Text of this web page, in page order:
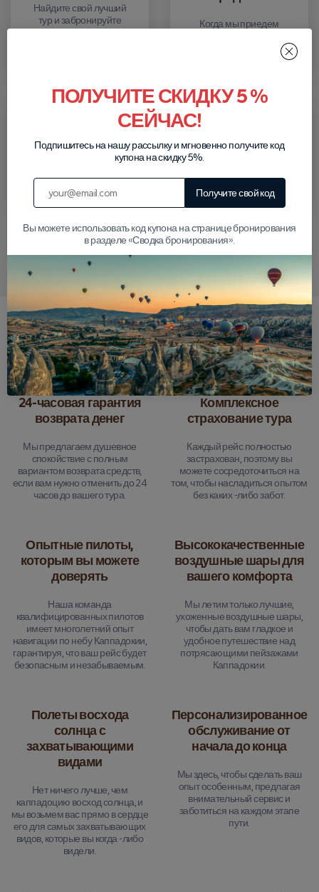
Найдите свой лучший
тур и забронируйте
его бесплатно.
Когда мы приедем
Мы заберем вас из
вашего отеля для
тура, который вы
забронировали.
После экскурсии мы
отвезем вас в ваш
отель.
Напишите нам в WhatsApp
Почему мы выбираем?
24-часовая гарантия
возврата денег
Мы предлагаем душевное
спокойствие с полным
вариантом возврата средств,
если вам нужно отменить до 24
часов до вашего тура.
Комплексное
страхование тура
Каждый рейс полностью
застрахован, поэтому вы
можете сосредоточиться на
том, чтобы насладиться опытом
без каких -либо забот.
Опытные пилоты,
которым вы можете
доверять
Наша команда
квалифицированных пилотов
имеет многолетний опыт
навигации по небу Каппадокии,
гарантируя, что ваш рейс будет
безопасным и незабываемым.
Высококачественные
воздушные шары для
вашего комфорта
Мы летим только лучшие,
ухоженные воздушные шары,
чтобы дать вам гладкое и
удобное путешествие над
потрясающими пейзажами
Каппадокии.
Полеты восхода
солнца с
захватывающими
видами
Нет ничего лучше, чем
каппадоцию восход солнца, и
мы возьмем вас прямо в сердце
его для самых захватывающих
видов, которые вы когда -либо
видели.
Персонализированное
обслуживание от
начала до конца
Мы здесь, чтобы сделать ваш
опыт особенным, предлагая
внимательный сервис и
заботиться на каждом этапе
пути.
ПОЛУЧИТЕ СКИДКУ 5 %
СЕЙЧАС!
Подпишитесь на нашу рассылку и мгновенно получите код
купона на скидку 5%.
Получите свой код
Вы можете использовать код купона на странице бронирования
в разделе «Сводка бронирования».